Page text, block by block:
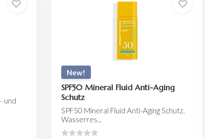
und
New!
SPF50 Mineral Fluid Anti-Aging
Schutz
SPF50 Mineral Fluid Anti-Aging Schutz.
Wasserres...